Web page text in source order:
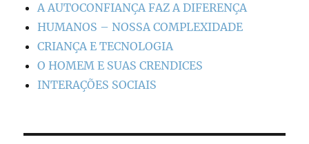
A AUTOCONFIANÇA FAZ A DIFERENÇA
HUMANOS – NOSSA COMPLEXIDADE
CRIANÇA E TECNOLOGIA
O HOMEM E SUAS CRENDICES
INTERAÇÕES SOCIAIS